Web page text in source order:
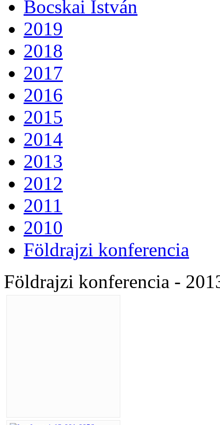
Bocskai István
2019
2018
2017
2016
2015
2014
2013
2012
2011
2010
Földrajzi konferencia
Földrajzi konferencia -